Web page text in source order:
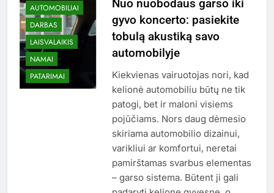
AUTOMOBILIAI
DARBAS
LAISVALAIKIS
NAMAI
PATARIMAI
Nuo nuobodaus garso iki
gyvo koncerto: pasiekite
tobulą akustiką savo
automobilyje
Kiekvienas vairuotojas nori, kad
kelionė automobiliu būtų ne tik
patogi, bet ir maloni visiems
pojūčiams. Nors daug dėmesio
skiriama automobilio dizainui,
varikliui ar komfortui, neretai
pamirštamas svarbus elementas
– garso sistema. Būtent ji gali